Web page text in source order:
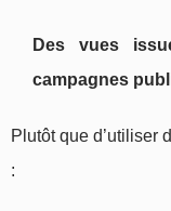
Des vues
campagnes
Plutôt que d’utiliser
: